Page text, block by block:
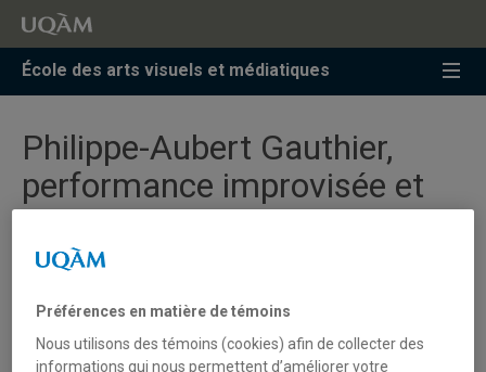
Accéder
recherche
Accéder
menu
pricipal
Accéder
zone
École des arts visuels et médiatiques
Philippe-Aubert Gauthier,
performance improvisée et
bruitiste en solo. Rocket
Science Room. 25 juillet
[Nos professeur·e·s]
Préférences en matière de témoins
Nous utilisons des témoins (cookies) afin de collecter des
informations qui nous permettent d’améliorer votre